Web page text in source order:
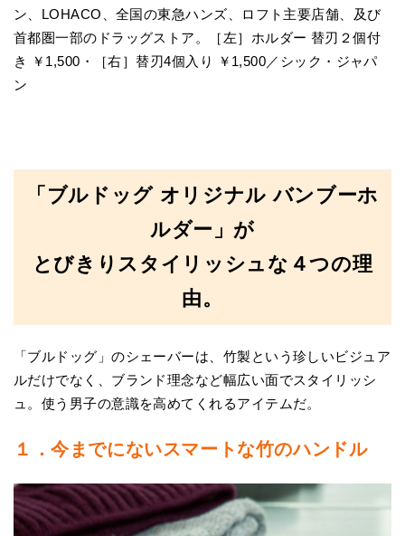
ン、LOHACO、全国の東急ハンズ、ロフト主要店舗、及び
首都圏一部のドラッグストア。［左］ホルダー 替刃２個付
き ￥1,500・［右］替刃4個入り ￥1,500／シック・ジャパ
ン
「ブルドッグ オリジナル バンブーホ
ルダー」が
とびきりスタイリッシュな４つの理
由。
「ブルドッグ」のシェーバーは、竹製という珍しいビジュア
ルだけでなく、ブランド理念など幅広い面でスタイリッシ
ュ。使う男子の意識を高めてくれるアイテムだ。
１．今までにないスマートな竹のハンドル